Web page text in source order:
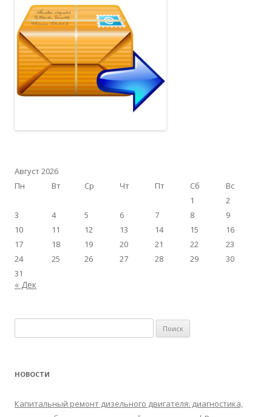
Август 2026
Пн
Вт Ср Чт Пт Сб
Вс
1
2
3
4 5 6 7 8
9
10
11 12 13 14 15
16
17
18 19 20 21 22
23
24
25 26 27 28 29
30
31
« Дек
НОВОСТИ
Капитальный ремонт дизельного двигателя: диагностика,